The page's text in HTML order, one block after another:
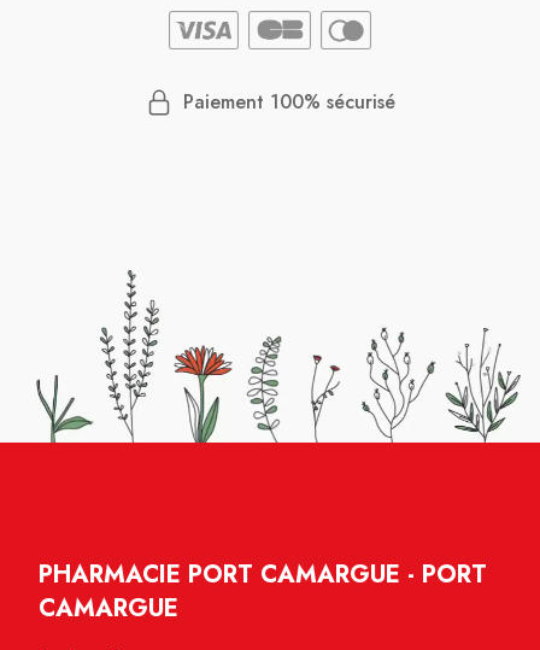
Paiement 100% sécurisé
PHARMACIE PORT CAMARGUE - PORT
CAMARGUE